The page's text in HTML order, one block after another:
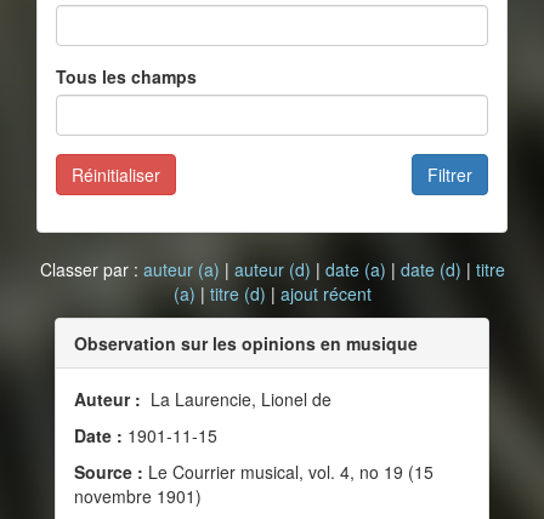
Tous les champs
Filtrer
Réinitialiser
Classer par : auteur (a) | auteur (d) | date (a) | date (d) | titre
(a) | titre (d) | ajout récent
Observation sur les opinions en musique
Auteur : La Laurencie, Lionel de
Date : 1901-11-15
Source : Le Courrier musical, vol. 4, no 19 (15
novembre 1901)